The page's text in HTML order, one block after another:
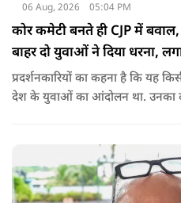
06 Aug, 2026 05:04 PM
कोर कमेटी बनते ही CJP में
बाहर दो युवाओं ने दिया धरना,
प्रदर्शनकारियों का कहना है कि यह
देश के युवाओं का आंदोलन था. उनका